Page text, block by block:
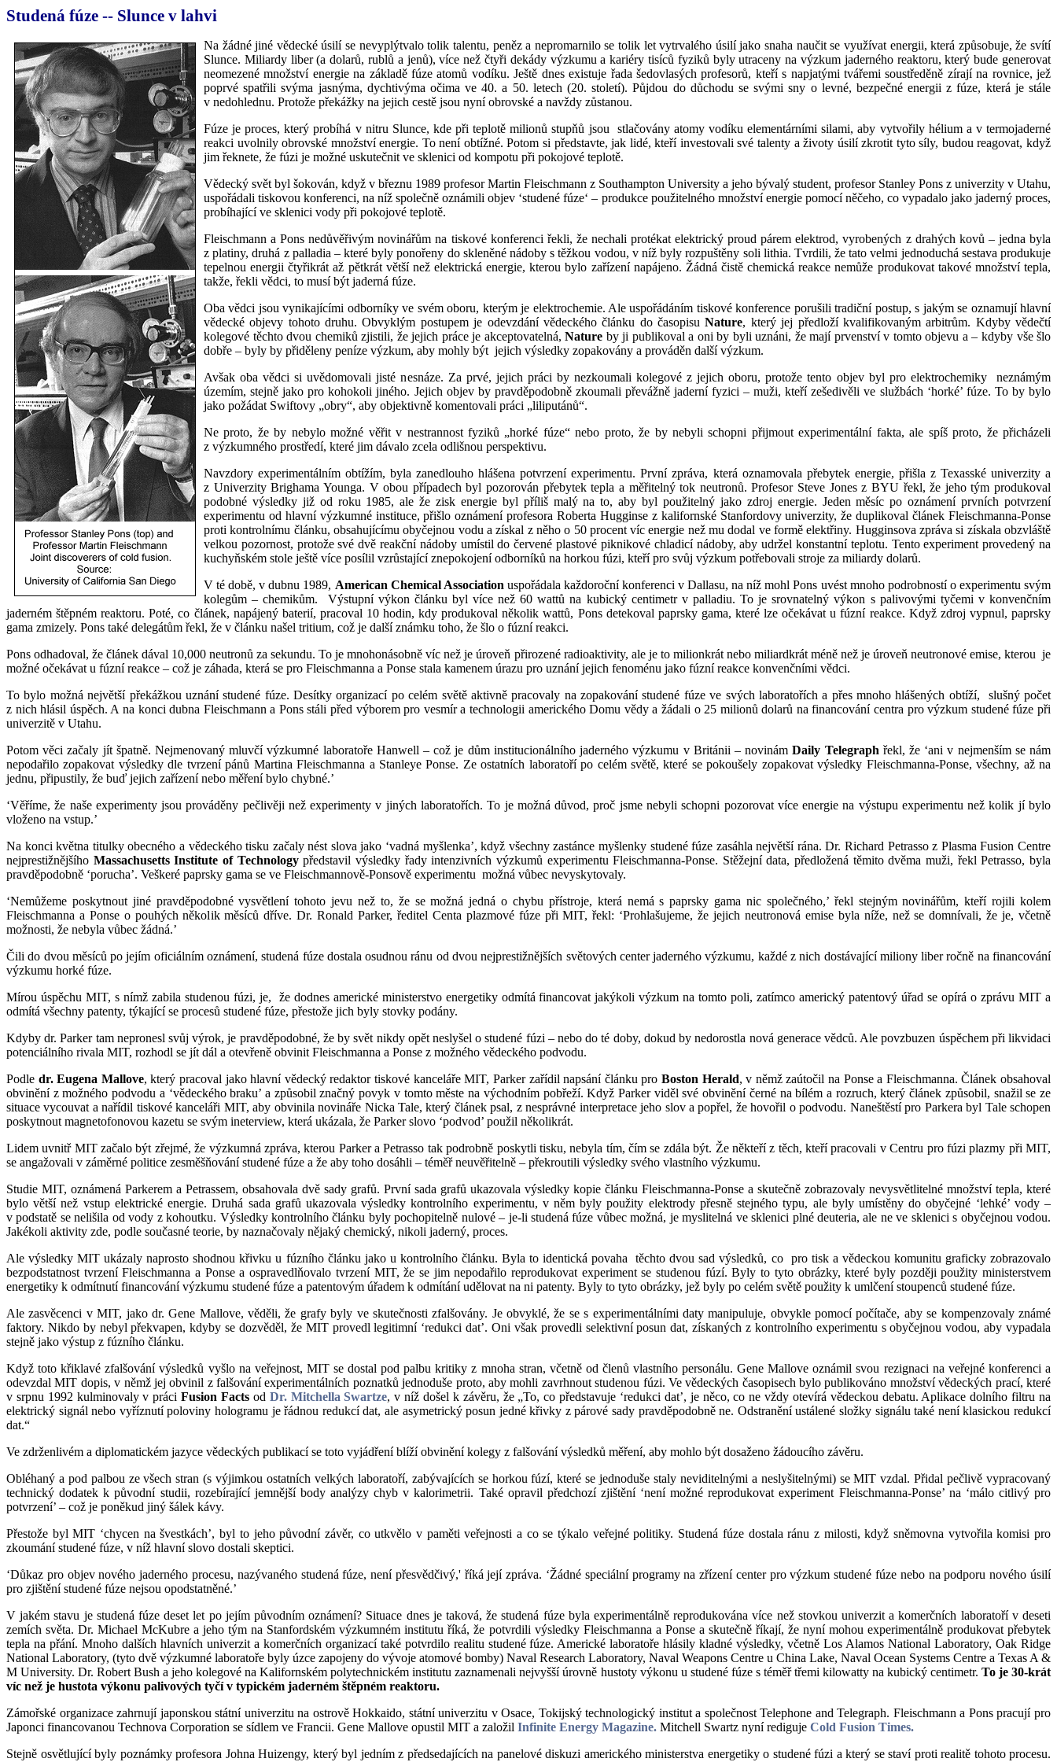
Studená fúze -- Slunce v lahvi
Na žádné jiné vědecké úsilí se nevyplýtvalo tolik talentu, peněz a nepromarnilo se tolik let vytrvalého úsilí jako snaha naučit se využívat energii, která způsobuje, že svítí
Slunce. Miliardy liber (a dolarů, rublů a jenů), více než čtyři dekády výzkumu a kariéry tisíců fyziků byly utraceny na výzkum jaderného reaktoru, který bude generovat
neomezené množství energie na základě fúze atomů vodíku. Ještě dnes existuje řada šedovlasých profesorů, kteří s napjatými tvářemi soustředěně zírají na rovnice, jež
poprvé spatřili svýma jasnýma, dychtivýma očima ve 40. a 50. letech (20. století). Půjdou do důchodu se svými sny o levné, bezpečné energii z fúze, která je stále
v nedohlednu. Protože překážky na jejich cestě jsou nyní obrovské a navždy zůstanou.
Fúze je proces, který probíhá v nitru Slunce, kde při teplotě milionů stupňů jsou
stlačovány atomy vodíku elementárními silami, aby vytvořily hélium a v termojaderné
reakci uvolnily obrovské množství energie. To není obtížné. Potom si představte, jak lidé, kteří investovali své talenty a životy úsilí zkrotit tyto síly, budou reagovat, když
jim řeknete, že fúzi je možné uskutečnit ve sklenici od kompotu při pokojové teplotě.
Vědecký svět byl šokován, když v březnu 1989 profesor Martin Fleischmann z Southampton University a jeho bývalý student, profesor Stanley Pons z univerzity v Utahu,
uspořádali tiskovou konferenci, na níž společně oznámili objev ‘studené fúze‘ – produkce použitelného množství energie pomocí něčeho, co vypadalo jako jaderný proces,
probíhající ve sklenici vody při pokojové teplotě.
Fleischmann a Pons nedůvěřivým novinářům na tiskové konferenci řekli, že nechali protékat elektrický proud párem elektrod, vyrobených z drahých kovů – jedna byla
z platiny, druhá z palladia – které byly ponořeny do skleněné nádoby s těžkou vodou, v níž byly rozpuštěny soli lithia. Tvrdili, že tato velmi jednoduchá sestava produkuje
tepelnou energii čtyřikrát až pětkrát větší než elektrická energie, kterou bylo zařízení napájeno. Žádná čistě chemická reakce nemůže produkovat takové množství tepla,
takže, řekli vědci, to musí být jaderná fúze.
Oba vědci jsou vynikajícími odborníky ve svém oboru, kterým je elektrochemie. Ale uspořádáním tiskové konference porušili tradiční postup, s jakým se oznamují hlavní
vědecké objevy tohoto druhu. Obvyklým postupem je odevzdání vědeckého článku do časopisuNature, který jej předloží kvalifikovaným arbitrům. Kdyby vědečtí
kolegové těchto dvou chemiků zjistili, že jejich práce je akceptovatelná,Nature by ji publikoval a oni by byli uznáni, že mají prvenství v tomto objevu a – kdyby vše šlo
dobře – byly by přiděleny peníze výzkum, aby mohly být jejich výsledky zopakovány a prováděn další výzkum.
Avšak oba vědci si uvědomovali jisté nesnáze. Za prvé, jejich práci by nezkoumali kolegové z jejich oboru, protože tento objev byl pro elektrochemiky
neznámým
územím, stejně jako pro kohokoli jiného. Jejich objev by pravděpodobně zkoumali převážně jaderní fyzici – muži, kteří zešedivěli ve službách ‘horké’ fúze. To by bylo
jako požádat Swiftovy „obry“, aby objektivně komentovali práci „liliputánů“.
Ne proto, že by nebylo možné věřit v nestrannost fyziků „horké fúze“ nebo proto, že by nebyli schopni přijmout experimentální fakta, ale spíš proto, že přicházeli
z výzkumného prostředí, které jim dávalo zcela odlišnou perspektivu.
Navzdory experimentálním obtížím, byla zanedlouho hlášena potvrzení experimentu. První zpráva, která oznamovala přebytek energie, přišla z Texasské univerzity a
z Univerzity Brighama Younga. V obou případech byl pozorován přebytek tepla a měřitelný tok neutronů. Profesor Steve Jones z BYU řekl, že jeho tým produkoval
podobné výsledky již od roku 1985, ale že zisk energie byl příliš malý na to, aby byl použitelný jako zdroj energie. Jeden měsíc po oznámení prvních potvrzení
experimentu od hlavní výzkumné instituce, přišlo oznámení profesora Roberta Hugginse z kalifornské Stanfordovy univerzity, že duplikoval článek Fleischmanna-Ponse
proti kontrolnímu článku, obsahujícímu obyčejnou vodu a získal z něho o 50 procent víc energie než mu dodal ve formě elektřiny. Hugginsova zpráva si získala obzvláště
velkou pozornost, protože své dvě reakční nádoby umístil do červené plastové piknikové chladicí nádoby, aby udržel konstantní teplotu. Tento experiment provedený na
kuchyňském stole ještě více posílil vzrůstající znepokojení odborníků na horkou fúzi, kteří pro svůj výzkum potřebovali stroje za miliardy dolarů.
V té době, v dubnu 1989, American Chemical Association uspořádala každoroční konferenci v Dallasu, na níž mohl Pons uvést mnoho podrobností o experimentu svým
kolegům – chemikům.
Výstupní výkon článku byl více než 60 wattů na kubický centimetr v palladiu. To je srovnatelný výkon s palivovými tyčemi v konvenčním
jaderném štěpném reaktoru. Poté, co článek, napájený baterií, pracoval 10 hodin, kdy produkoval několik wattů, Pons detekoval paprsky gama, které lze očekávat u fúzní reakce. Když zdroj vypnul, paprsky
gama zmizely. Pons také delegátům řekl, že v článku našel tritium, což je další známku toho, že šlo o fúzní reakci.
Pons odhadoval, že článek dával 10,000 neutronů za sekundu. To je mnohonásobně víc než je úroveň přirozené radioaktivity, ale je to milionkrát nebo miliardkrát méně než je úroveň neutronové emise, kterou je
možné očekávat u fúzní reakce – což je záhada, která se pro Fleischmanna a Ponse stala kamenem úrazu pro uznání jejich fenoménu jako fúzní reakce konvenčními vědci.
To bylo možná největší překážkou uznání studené fúze. Desítky organizací po celém světě aktivně pracovaly na zopakování studené fúze ve svých laboratořích a přes mnoho hlášených obtíží,
slušný počet
z nich hlásil úspěch. A na konci dubna Fleischmann a Pons stáli před výborem pro vesmír a technologii amerického Domu vědy a žádali o 25 milionů dolarů na financování centra pro výzkum studené fúze při
univerzitě v Utahu.
Potom věci začaly jít špatně. Nejmenovaný mluvčí výzkumné laboratoře Hanwell – což je dům institucionálního jaderného výzkumu v Británii – novinámDaily Telegraph řekl, že ‘ani v nejmenším se nám
nepodařilo zopakovat výsledky dle tvrzení pánů Martina Fleischmanna a Stanleye Ponse. Ze ostatních laboratoří po celém světě, které se pokoušely zopakovat výsledky Fleischmanna-Ponse, všechny, až na
jednu, připustily, že buď jejich zařízení nebo měření bylo chybné.’
‘Věříme, že naše experimenty jsou prováděny pečlivěji než experimenty v jiných laboratořích. To je možná důvod, proč jsme nebyli schopni pozorovat více energie na výstupu experimentu než kolik jí bylo
vloženo na vstup.’
Na konci května titulky obecného a vědeckého tisku začaly nést slova jako ‘vadná myšlenka’, když všechny zastánce myšlenky studené fúze zasáhla největší rána. Dr. Richard Petrasso z Plasma Fusion Centre
nejprestižnějšího Massachusetts Institute of Technologypředstavil výsledky řady intenzivních výzkumů experimentu Fleischmanna-Ponse. Stěžejní data, předložená těmito dvěma muži, řekl Petrasso, byla
pravděpodobně ‘porucha’. Veškeré paprsky gama se ve Fleischmannově-Ponsově experimentu možná vůbec nevyskytovaly.
‘Nemůžeme poskytnout jiné pravděpodobné vysvětlení tohoto jevu než to, že se možná jedná o chybu přístroje, která nemá s paprsky gama nic společného,’ řekl stejným novinářům, kteří rojili kolem
Fleischmanna a Ponse o pouhých několik měsíců dříve. Dr. Ronald Parker, ředitel Centa plazmové fúze při MIT, řekl: ‘Prohlašujeme, že jejich neutronová emise byla níže, než se domnívali, že je, včetně
možnosti, že nebyla vůbec žádná.’
Čili do dvou měsíců po jejím oficiálním oznámení, studená fúze dostala osudnou ránu od dvou nejprestižnějších světových center jaderného výzkumu, každé z nich dostávající miliony liber ročně na financování
výzkumu horké fúze.
Mírou úspěchu MIT, s nímž zabila studenou fúzi, je,
že dodnes americké ministerstvo energetiky odmítá financovat jakýkoli výzkum na tomto poli, zatímco americký patentový úřad se opírá o zprávu MIT a
odmítá všechny patenty, týkající se procesů studené fúze, přestože jich byly stovky podány.
Kdyby dr. Parker tam nepronesl svůj výrok, je pravděpodobné, že by svět nikdy opět neslyšel o studené fúzi – nebo do té doby, dokud by nedorostla nová generace vědců. Ale povzbuzen úspěchem při likvidaci
potenciálního rivala MIT, rozhodl se jít dál a otevřeně obvinit Fleischmanna a Ponse z možného vědeckého podvodu.
Podle dr. Eugena Mallove, který pracoval jako hlavní vědecký redaktor tiskové kanceláře MIT, Parker zařídil napsání článku pro Boston Herald, v němž zaútočil na Ponse a Fleischmanna. Článek obsahoval
obvinění z možného podvodu a ‘vědeckého braku’ a způsobil značný povyk v tomto měste na východním pobřeží. Když Parker viděl své obvinění černé na bílém a rozruch, který článek způsobil, snažil se ze
situace vycouvat a nařídil tiskové kanceláři MIT, aby obvinila novináře Nicka Tale, který článek psal, z nesprávné interpretace jeho slov a popřel, že hovořil o podvodu. Naneštěstí pro Parkera byl Tale schopen
poskytnout magnetofonovou kazetu se svým ineterview, která ukázala, že Parker slovo ‘podvod’ použil několikrát.
Lidem uvnitř MIT začalo být zřejmé, že výzkumná zpráva, kterou Parker a Petrasso tak podrobně poskytli tisku, nebyla tím, čím se zdála být. Že někteří z těch, kteří pracovali v Centru pro fúzi plazmy při MIT,
se angažovali v záměrné politice zesměšňování studené fúze a že aby toho dosáhli – téměř neuvěřitelně – překroutili výsledky svého vlastního výzkumu.
Studie MIT, oznámená Parkerem a Petrassem, obsahovala dvě sady grafů. První sada grafů ukazovala výsledky kopie článku Fleischmanna-Ponse a skutečně zobrazovaly nevysvětlitelné množství tepla, které
bylo větší než vstup elektrické energie. Druhá sada grafů ukazovala výsledky kontrolního experimentu, v něm byly použity elektrody přesně stejného typu, ale byly umístěny do obyčejné ‘lehké’ vody –
v podstatě se nelišila od vody z kohoutku. Výsledky kontrolního článku byly pochopitelně nulové – je-li studená fúze vůbec možná, je myslitelná ve sklenici plné deuteria, ale ne ve sklenici s obyčejnou vodou.
Jakékoli aktivity zde, podle současné teorie, by naznačovaly nějaký chemický, nikoli jaderný, proces.
Ale výsledky MIT ukázaly naprosto shodnou křivku u fúzního článku jako u kontrolního článku. Byla to identická povaha
těchto dvou sad výsledků, co pro tisk a vědeckou komunitu graficky zobrazovalo
bezpodstatnost tvrzení Fleischmanna a Ponse a ospravedlňovalo tvrzení MIT, že se jim nepodařilo reprodukovat experiment se studenou fúzí. Byly to tyto obrázky, které byly později použity ministerstvem
energetiky k odmítnutí financování výzkumu studené fúze a patentovým úřadem k odmítání udělovat na ni patenty. Byly to tyto obrázky, jež byly po celém světě použity k umlčení stoupenců studené fúze.
Ale zasvěcenci v MIT, jako dr. Gene Mallove, věděli, že grafy byly ve skutečnosti zfalšovány. Je obvyklé, že se s experimentálními daty manipuluje, obvykle pomocí počítače, aby se kompenzovaly známé
faktory. Nikdo by nebyl překvapen, kdyby se dozvěděl, že MIT provedl legitimní ‘redukci dat’. Oni však provedli selektivní posun dat, získaných z kontrolního experimentu s obyčejnou vodou, aby vypadala
stejně jako výstup z fúzního článku.
Když toto křiklavé zfalšování výsledků vyšlo na veřejnost, MIT se dostal pod palbu kritiky z mnoha stran, včetně od členů vlastního personálu. Gene Mallove oznámil svou rezignaci na veřejné konferenci a
odevzdal MIT dopis, v němž jej obvinil z falšování experimentálních poznatků jednoduše proto, aby mohli zavrhnout studenou fúzi. Ve vědeckých časopisech bylo publikováno množství vědeckých prací, které
v srpnu 1992 kulminovaly v práciFusion Facts od Dr. Mitchella Swartze, v níž došel k závěru, že „To, co představuje ‘redukci dat’, je něco, co ne vždy otevírá vědeckou debatu. Aplikace dolního filtru na
elektrický signál nebo vyříznutí poloviny hologramu je řádnou redukcí dat, ale asymetrický posun jedné křivky z párové sady pravděpodobně ne. Odstranění ustálené složky signálu také není klasickou redukcí
dat.“
Ve zdrženlivém a diplomatickém jazyce vědeckých publikací se toto vyjádření blíží obvinění kolegy z falšování výsledků měření, aby mohlo být dosaženo žádoucího závěru.
Obléhaný a pod palbou ze všech stran (s výjimkou ostatních velkých laboratoří, zabývajících se horkou fúzí, které se jednoduše staly neviditelnými a neslyšitelnými) se MIT vzdal. Přidal pečlivě vypracovaný
technický dodatek k původní studii, rozebírající jemnější body analýzy chyb v kalorimetrii. Také opravil předchozí zjištění ‘není možné reprodukovat experiment Fleischmanna-Ponse’ na ‘málo citlivý pro
potvrzení’ – což je poněkud jiný šálek kávy.
Přestože byl MIT ‘chycen na švestkách’, byl to jeho původní závěr, co utkvělo v paměti veřejnosti a co se týkalo veřejné politiky. Studená fúze dostala ránu z milosti, když sněmovna vytvořila komisi pro
zkoumání studené fúze, v níž hlavní slovo dostali skeptici.
‘Důkaz pro objev nového jaderného procesu, nazývaného studená fúze, není přesvědčivý,' říká její zpráva. ‘Žádné speciální programy na zřízení center pro výzkum studené fúze nebo na podporu nového úsilí
pro zjištění studené fúze nejsou opodstatněné.’
V jakém stavu je studená fúze deset let po jejím původním oznámení? Situace dnes je taková, že studená fúze byla experimentálně reprodukována více než stovkou univerzit a komerčních laboratoří v deseti
zemích světa. Dr. Michael McKubre a jeho tým na Stanfordském výzkumném institutu říká, že potvrdili výsledky Fleischmanna a Ponse a skutečně říkají, že nyní mohou experimentálně produkovat přebytek
tepla na přání. Mnoho dalších hlavních univerzit a komerčních organizací také potvrdilo realitu studené fúze. Americké laboratoře hlásily kladné výsledky, včetně Los Alamos National Laboratory, Oak Ridge
National Laboratory, (tyto dvě výzkumné laboratoře byly úzce zapojeny do vývoje atomové bomby) Naval Research Laboratory, Naval Weapons Centre u China Lake, Naval Ocean Systems Centre a Texas A &
M University. Dr. Robert Bush a jeho kolegové na Kalifornském polytechnickém institutu zaznamenali nejvyšší úrovně hustoty výkonu u studené fúze s téměř třemi kilowatty na kubický centimetr. To je 30-krát
víc než je hustota výkonu palivových tyčí v typickém jaderném štěpném reaktoru.
Zámořské organizace zahrnují japonskou státní univerzitu na ostrově Hokkaido, státní univerzitu v Osace, Tokijský technologický institut a společnost Telephone and Telegraph. Fleischmann a Pons pracují pro
Japonci financovanou Technova Corporation se sídlem ve Francii. Gene Mallove opustil MIT a založil Infinite Energy Magazine. Mitchell Swartz nyní rediguje Cold Fusion Times.
Stejně osvětlující byly poznámky profesora Johna Huizengy, který byl jedním z předsedajících na panelové diskuzi amerického ministerstva energetiky o studené fúzi a který se staví proti realitě tohoto procesu.